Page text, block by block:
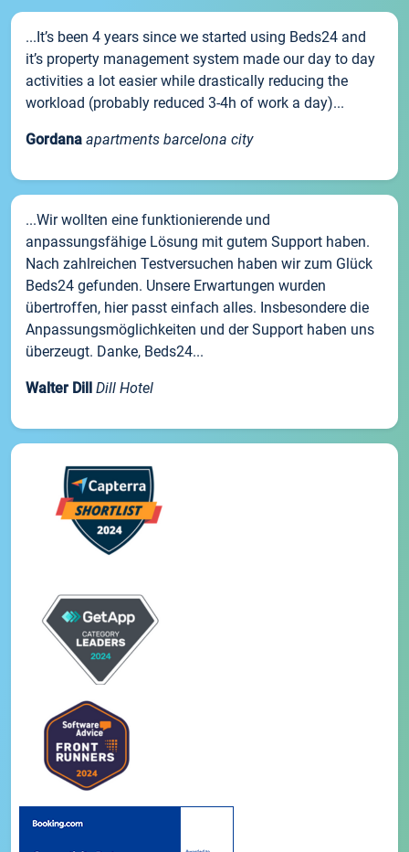
...It’s been 4 years since we started using Beds24 and
it’s property management system made our day to day
activities a lot easier while drastically reducing the
workload (probably reduced 3-4h of work a day)...
Gordana apartments barcelona city
...Wir wollten eine funktionierende und
anpassungsfähige Lösung mit gutem Support haben.
Nach zahlreichen Testversuchen haben wir zum Glück
Beds24 gefunden. Unsere Erwartungen wurden
übertroffen, hier passt einfach alles. Insbesondere die
Anpassungsmöglichkeiten und der Support haben uns
überzeugt. Danke, Beds24...
Walter Dill Dill Hotel